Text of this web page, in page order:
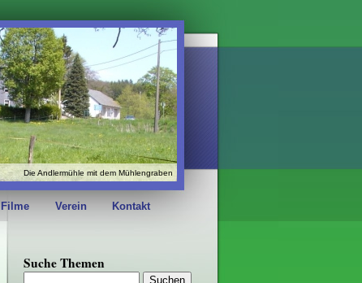
Die Andlermühle mit dem Mühlengraben
Verein Kontakt
Suche Themen